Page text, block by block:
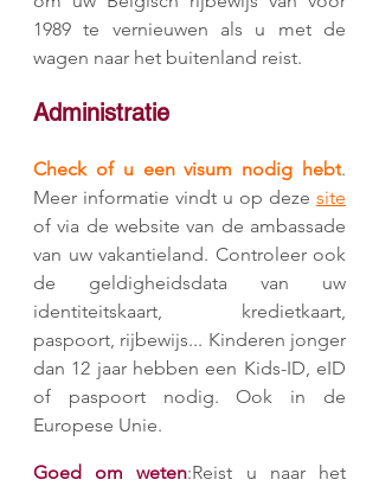
1989 te vernieuwen als u met de
wagen naar het buitenland reist.
Administratie
Check of u een visum nodig hebt.
Meer informatie vindt u op deze site
of via de website van de ambassade
van uw vakantieland. Controleer ook
de geldigheidsdata van uw
identiteitskaart, kredietkaart,
paspoort, rijbewijs... Kinderen jonger
dan 12 jaar hebben een Kids-ID, eID
of paspoort nodig. Ook in de
Europese Unie.
Goed om weten:Reist u naar het